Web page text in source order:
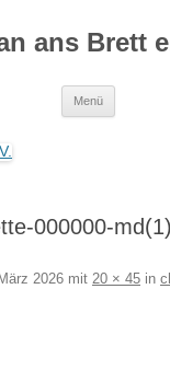
ans Brett
Menü
000000-md(1)
2026 mit 20 × 45 in